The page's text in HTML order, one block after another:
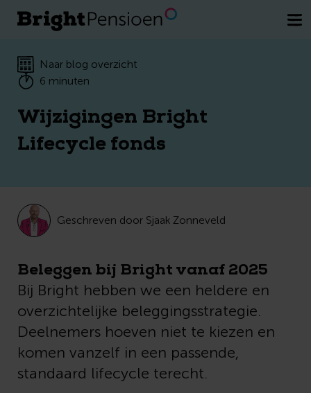
Wil je een kosteloos gesprek met een
van onze pensioenexperts.
Naar blog overzicht
6 minuten
Wijzigingen Bright
Lifecycle fonds
Geschreven door Sjaak Zonneveld
Beleggen bij Bright vanaf 2025
Bij Bright hebben we een heldere en
overzichtelijke beleggingsstrategie.
Deelnemers hoeven niet te kiezen en
komen vanzelf in een passende,
standaard lifecycle terecht.